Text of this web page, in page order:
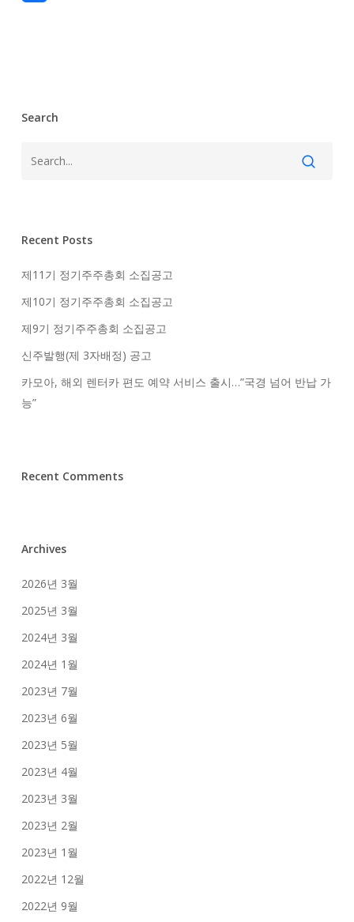
Search
Recent Posts
제11기 정기주주총회 소집공고
제10기 정기주주총회 소집공고
제9기 정기주주총회 소집공고
신주발행(제 3자배정) 공고
카모아, 해외 렌터카 편도 예약 서비스 출시…”국경 넘어 반납 가
능”
Recent Comments
Archives
2026년 3월
2025년 3월
2024년 3월
2024년 1월
2023년 7월
2023년 6월
2023년 5월
2023년 4월
2023년 3월
2023년 2월
2023년 1월
2022년 12월
2022년 9월